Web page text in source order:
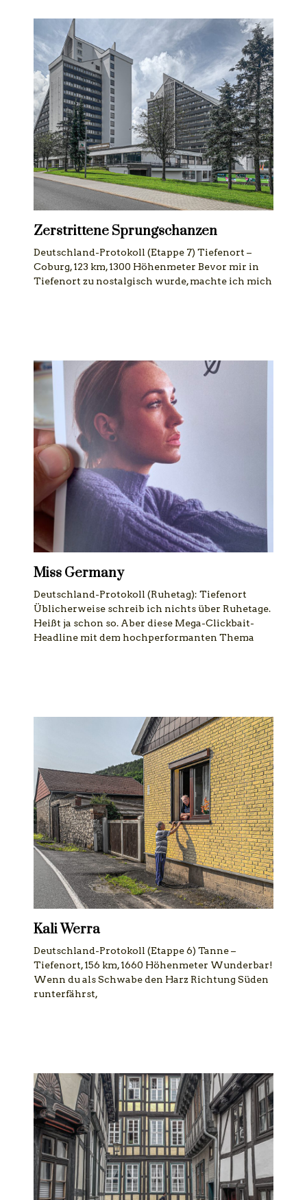
Zerstrittene Sprungschanzen
Deutschland-Protokoll (Etappe 7) Tiefenort –
Coburg, 123 km, 1300 Höhenmeter Bevor mir in
Tiefenort zu nostalgisch wurde, machte ich mich
Miss Germany
Deutschland-Protokoll (Ruhetag): Tiefenort
Üblicherweise schreib ich nichts über Ruhetage.
Heißt ja schon so. Aber diese Mega-Clickbait-
Headline mit dem hochperformanten Thema
Kali Werra
Deutschland-Protokoll (Etappe 6) Tanne –
Tiefenort, 156 km, 1660 Höhenmeter Wunderbar!
Wenn du als Schwabe den Harz Richtung Süden
runterfährst,